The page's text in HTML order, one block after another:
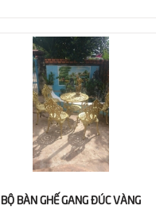
BỘ BÀN GHẾ GANG ĐÚC VÀNG